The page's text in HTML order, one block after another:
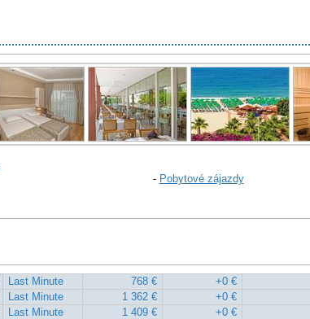
- Pobytové zájazdy
Last Minute 768 € +0 €
Last Minute 1 362 € +0 €
Last Minute 1 409 € +0 €